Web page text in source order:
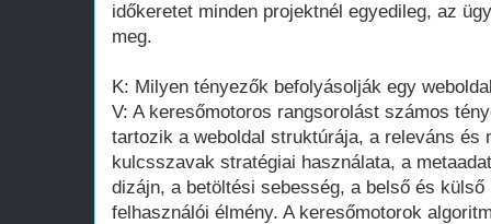
időkeretet minden projektnél egyedileg, az
meg.
K: Milyen tényezők befolyásolják egy
V: A keresőmotoros rangsorolást számos
tartozik a weboldal struktúrája, a releváns és
kulcsszavak stratégiai használata, a
dizájn, a betöltési sebesség, a belső és
felhasználói élmény. A keresőmotorok